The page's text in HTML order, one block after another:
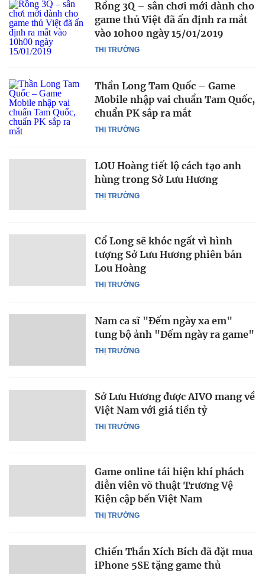
THỊ TRƯỜNG
Rồng 3Q – sân chơi mới dành cho
game thủ Việt đã ấn định ra mắt
vào 10h00 ngày 15/01/2019
THỊ TRƯỜNG
Thần Long Tam Quốc – Game
Mobile nhập vai chuẩn Tam Quốc,
chuẩn PK sắp ra mắt
THỊ TRƯỜNG
LOU Hoàng tiết lộ cách tạo anh
hùng trong Sở Lưu Hương
THỊ TRƯỜNG
Cổ Long sẽ khóc ngất vì hình
tượng Sở Lưu Hương phiên bản
Lou Hoàng
THỊ TRƯỜNG
Nam ca sĩ "Đếm ngày xa em"
tung bộ ảnh "Đếm ngày ra game"
THỊ TRƯỜNG
Sở Lưu Hương được AIVO mang về
Việt Nam với giá tiền tỷ
THỊ TRƯỜNG
Game online tái hiện khí phách
diễn viên võ thuật Trương Vệ
Kiện cập bến Việt Nam
Chiến Thần Xích Bích đã đặt mua
iPhone 5SE tặng game thủ